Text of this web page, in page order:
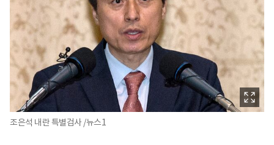
조은석 내란 특별검사 /뉴스1